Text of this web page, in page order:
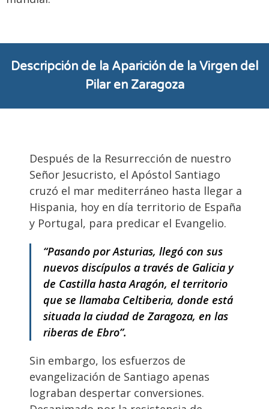
Descripción de la Aparición de la Virgen del
Pilar en Zaragoza
Después de la Resurrección de nuestro
Señor Jesucristo, el Apóstol Santiago
cruzó el mar mediterráneo hasta llegar a
Hispania, hoy en día territorio de España
y Portugal, para predicar el Evangelio.
“Pasando por Asturias, llegó con sus
nuevos discípulos a través de Galicia y
de Castilla hasta Aragón, el territorio
que se llamaba Celtiberia, donde está
situada la ciudad de Zaragoza, en las
riberas de Ebro”.
Sin embargo, los esfuerzos de
evangelización de Santiago apenas
lograban despertar conversiones.